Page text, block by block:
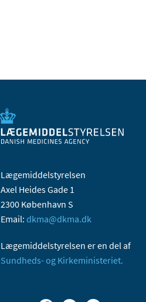
Lægemiddelstyrelsen
Axel Heides Gade 1
2300 København S
Email: dkma@dkma.dk
Lægemiddelstyrelsen er en del af
Sundheds- og Kirkeministeriet.